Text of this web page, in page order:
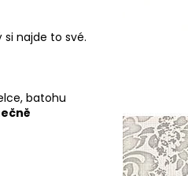
najde to své.
batohu